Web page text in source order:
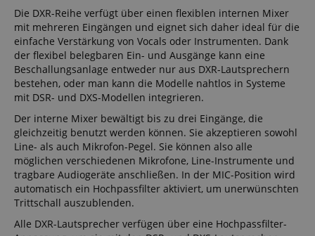
Die DXR-Reihe verfügt über einen flexiblen internen Mixer
mit mehreren Eingängen und eignet sich daher ideal für die
einfache Verstärkung von Vocals oder Instrumenten. Dank
der flexibel belegbaren Ein- und Ausgänge kann eine
Beschallungsanlage entweder nur aus DXR-Lautsprechern
bestehen, oder man kann die Modelle nahtlos in Systeme
mit DSR- und DXS-Modellen integrieren.
Der interne Mixer bewältigt bis zu drei Eingänge, die
gleichzeitig benutzt werden können. Sie akzeptieren sowohl
Line- als auch Mikrofon-Pegel. Sie können also alle
möglichen verschiedenen Mikrofone, Line-Instrumente und
tragbare Audiogeräte anschließen. In der MIC-Position wird
automatisch ein Hochpassfilter aktiviert, um unerwünschten
Trittschall auszublenden.
Alle DXR-Lautsprecher verfügen über eine Hochpassfilter-